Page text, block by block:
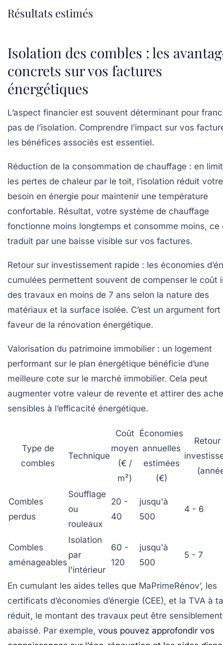
Résultats estimés
Isolation des combles : les
concrets sur vos factures
énergétiques
L’aspect financier est souvent déterminant pour
pas de l’isolation. Comprendre l’impact sur vos
les bénéfices associés est essentiel.
Réduction de la consommation de chauffage : en
les pertes de chaleur par le toit, l’isolation réduit votre
besoin en énergie pour maintenir une température
confortable. Résultat, votre système de chauffage
fonctionne moins longtemps et consomme moins, ce
traduit par une baisse visible sur vos factures.
Retour sur investissement rapide : les économies
cumulées permettent souvent de compenser le coût
des travaux en moins de 7 ans selon la nature des
matériaux et la surface isolée. C’est un argument fort
faveur de la rénovation énergétique.
Valorisation du patrimoine immobilier : un logement
performant sur le plan énergétique bénéficie d’une
meilleure cote sur le marché immobilier. Cela peut
augmenter votre valeur de revente et attirer des
sensibles à l’efficacité énergétique.
Type de
combles
Technique
Coût
moyen
(€ /
m²)
Économies
annuelles
estimées
(€)
Retour
Combles
perdus
Soufflage
ou
rouleaux
20 -
40
jusqu'à
500
4 - 6
Combles
aménageables
Isolation
par
l'intérieur
60 -
120
jusqu'à
500
5 - 7
En cumulant les aides telles que MaPrimeRénov’, les
certificats d’économies d’énergie (CEE), et la TVA à
réduit, le montant des travaux peut être sensiblement
abaissé. Par exemple, vous pouvez approfondir vos